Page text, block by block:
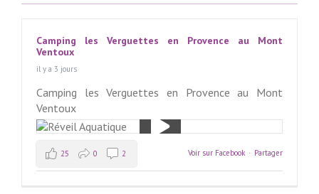
Camping les Verguettes en Provence au Mont
Ventoux
il y a 3 jours
Camping les Verguettes en Provence au Mont
Ventoux
Voir sur Facebook · Partager
25 0 2